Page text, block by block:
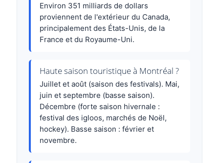
Environ 351 milliards de dollars
proviennent de l'extérieur du Canada,
principalement des États-Unis, de la
France et du Royaume-Uni.
Haute saison touristique à Montréal ?
Juillet et août (saison des festivals). Mai,
juin et septembre (basse saison).
Décembre (forte saison hivernale :
festival des igloos, marchés de Noël,
hockey). Basse saison : février et
novembre.